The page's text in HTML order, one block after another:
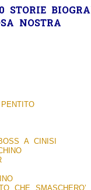
STORIE
NOSTRA
A CINISI
CHE